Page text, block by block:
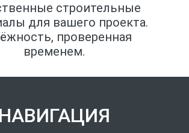
строительные
для вашего проекта.
проверенная
временем.
НАВИГАЦИЯ